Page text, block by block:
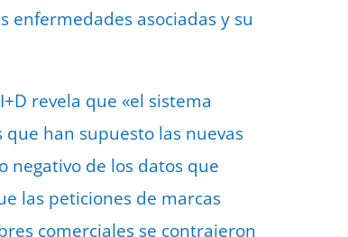
enfermedades asociadas y su
revela que «el sistema
han supuesto las nuevas
negativo de los datos que
las peticiones de marcas
comerciales se contrajeron